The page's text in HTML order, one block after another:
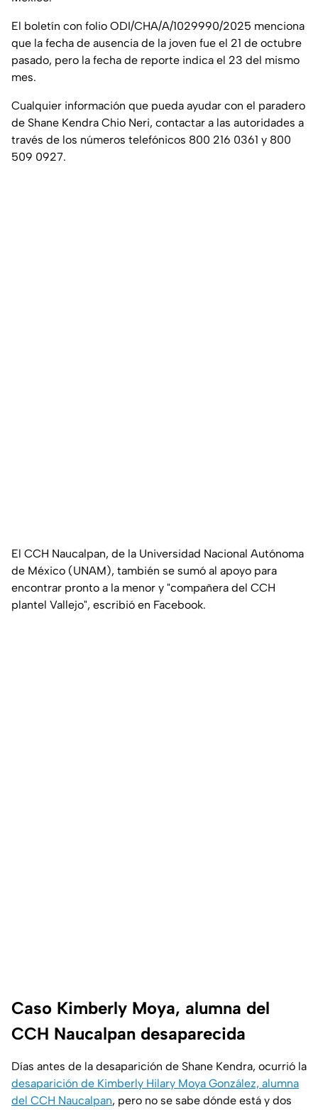
El boletín con folio ODI/CHA/A/1029990/2025 menciona
que la fecha de ausencia de la joven fue el 21 de octubre
pasado, pero la fecha de reporte indica el 23 del mismo
mes.
Cualquier información que pueda ayudar con el paradero
de Shane Kendra Chio Neri, contactar a las autoridades a
través de los números telefónicos 800 216 0361 y 800
509 0927.
El CCH Naucalpan, de la Universidad Nacional Autónoma
de México (UNAM), también se sumó al apoyo para
encontrar pronto a la menor y "compañera del CCH
plantel Vallejo", escribió en Facebook.
Caso Kimberly Moya, alumna del
CCH Naucalpan desaparecida
Días antes de la desaparición de Shane Kendra, ocurrió la
desaparición de Kimberly Hilary Moya González, alumna
del CCH Naucalpan, pero no se sabe dónde está y dos